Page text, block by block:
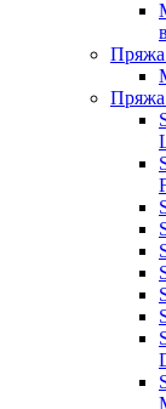
Пряжа